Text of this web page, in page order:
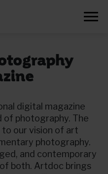
digital magazine
photography. The
our vision of art
photography.
and contemporary
both. Artdoc brings